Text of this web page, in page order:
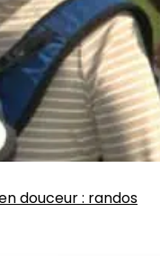
en douceur : randos